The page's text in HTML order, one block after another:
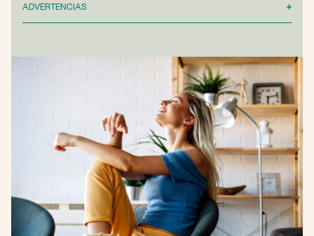
ADVERTENCIAS